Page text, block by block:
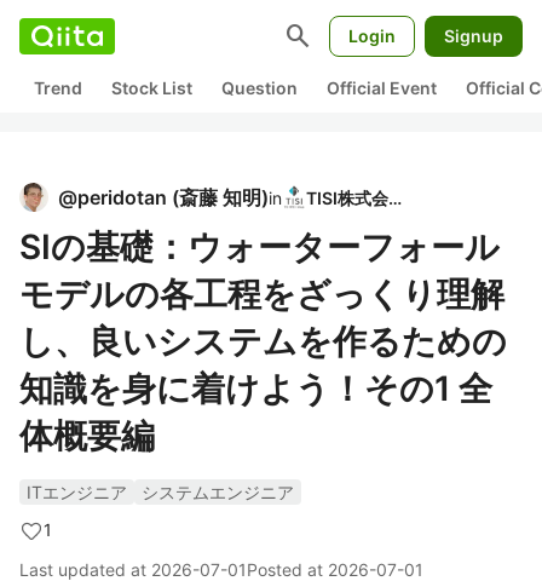
search Login Signup
Trend Stock List Question Official Event Official
@peridotan (斎藤 知明)in TISI株式会社
SIの基礎：ウォーターフォール
モデルの各工程をざっくり理解
し、良いシステムを作るための
知識を身に着けよう！その1 全
体概要編
ITエンジニア
システムエンジニア
1
Last updated at 2026-07-01Posted at 2026-07-01